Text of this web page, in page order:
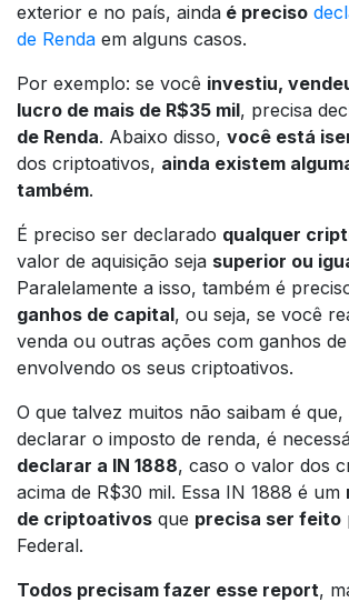
exterior e no país, ainda é preciso
de Renda em alguns casos.
Por exemplo: se você investiu,
lucro de mais de R$35 mil, precisa
de Renda. Abaixo disso, você está
dos criptoativos, ainda existem
também.
É preciso ser declarado qualquer
valor de aquisição seja superior ou
Paralelamente a isso, também é
ganhos de capital, ou seja, se você
venda ou outras ações com ganhos
envolvendo os seus criptoativos.
O que talvez muitos não saibam é que,
declarar o imposto de renda, é
declarar a IN 1888, caso o valor dos
acima de R$30 mil. Essa IN 1888 é um
de criptoativos que precisa ser feito
Federal.
Todos precisam fazer esse report,